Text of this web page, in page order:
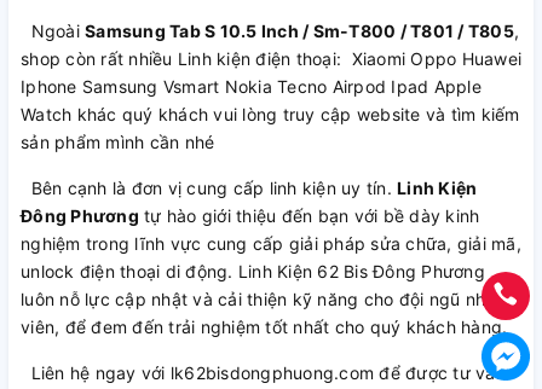
Ngoài Samsung Tab S 10.5 Inch / Sm-T800 / T801 / T805,
shop còn rất nhiều Linh kiện điện thoại: Xiaomi Oppo Huawei
Iphone Samsung Vsmart Nokia Tecno Airpod Ipad Apple
Watch khác quý khách vui lòng truy cập website và tìm kiếm
sản phẩm mình cần nhé
Bên cạnh là đơn vị cung cấp linh kiện uy tín. Linh Kiện
Đông Phương tự hào giới thiệu đến bạn với bề dày kinh
nghiệm trong lĩnh vực cung cấp giải pháp sửa chữa, giải mã,
unlock điện thoại di động. Linh Kiện 62 Bis Đông Phương
luôn nỗ lực cập nhật và cải thiện kỹ năng cho đội ngũ nhân
viên, để đem đến trải nghiệm tốt nhất cho quý khách hàng.
Liên hệ ngay với lk62bisdongphuong.com để được tư vấn